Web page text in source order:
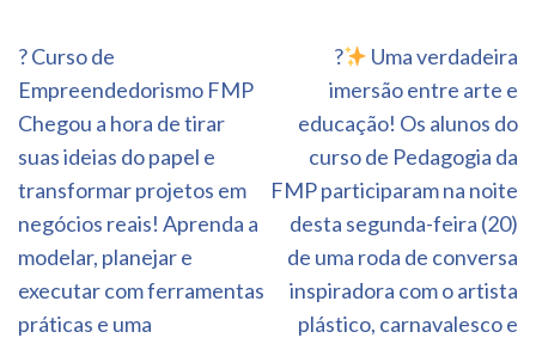
Navegação
de
Post
? Curso de
Empreendedorismo FMP
Chegou a hora de tirar
suas ideias do papel e
transformar projetos em
negócios reais! Aprenda a
modelar, planejar e
executar com ferramentas
práticas e uma
?
Uma verdadeira
imersão entre arte e
educação! Os alunos do
curso de Pedagogia da
FMP participaram na noite
desta segunda-feira (20)
de uma roda de conversa
inspiradora com o artista
plástico, carnavalesco e